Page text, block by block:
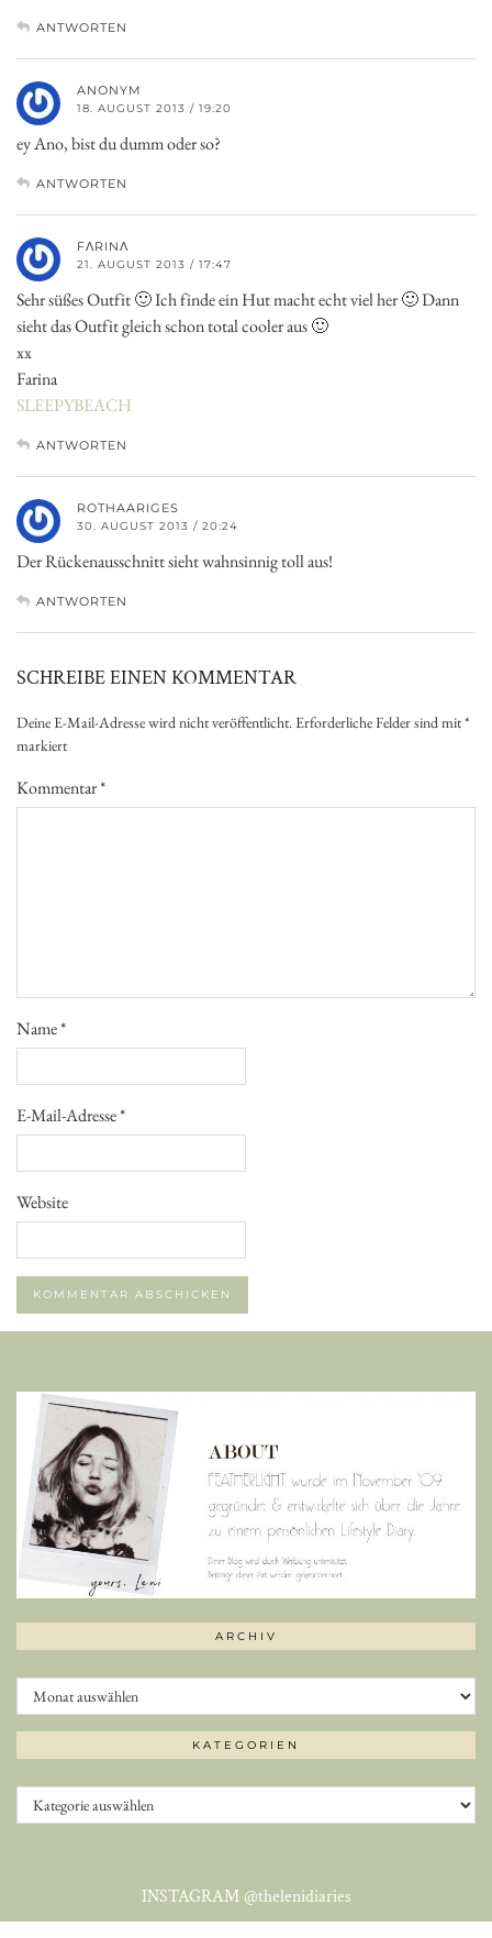
ANTWORTEN
ANONYM
18. AUGUST 2013 / 19:20
ey Ano, bist du dumm oder so?
ANTWORTEN
FΛRINΛ
21. AUGUST 2013 / 17:47
Sehr süßes Outfit 🙂 Ich finde ein Hut macht echt viel her 🙂 Dann
sieht das Outfit gleich schon total cooler aus 🙂
xx
Farina
SLEEPYBEACH
ANTWORTEN
ROTHAARIGES
30. AUGUST 2013 / 20:24
Der Rückenausschnitt sieht wahnsinnig toll aus!
ANTWORTEN
SCHREIBE EINEN KOMMENTAR
Deine E-Mail-Adresse wird nicht veröffentlicht.Erforderliche Felder sind mit*
markiert
Kommentar*
Name*
E-Mail-Adresse*
Website
ARCHIV
Archiv
KATEGORIEN
Kategorien
INSTAGRAM @thelenidiaries